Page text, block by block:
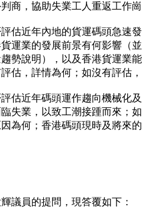
商，協助失業工人重返工作
評估近年內地的貨運碼頭急速
運業的發展前景有何影響（
勢說明），以及香港貨運業
估，詳情為何；如沒有評估
評估近年碼頭運作趨向機械化
失業，以致工潮接踵而來；
為何；香港碼頭現時及將來
員的提問，現答覆如下：